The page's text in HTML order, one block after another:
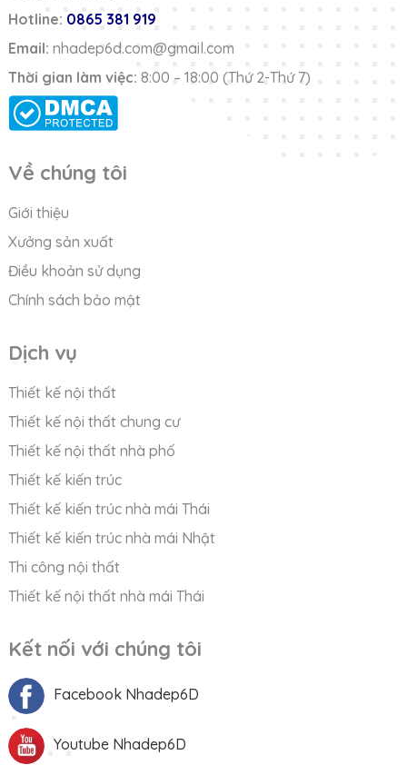
Hotline: 0865 381 919
Email: nhadep6d.com@gmail.com
Thời gian làm việc: 8:00 – 18:00 (Thứ 2-Thứ 7)
Về chúng tôi
Giới thiệu
Xưởng sản xuất
Điều khoản sử dụng
Chính sách bảo mật
Dịch vụ
Thiết kế nội thất
Thiết kế nội thất chung cư
Thiết kế nội thất nhà phố
Thiết kế kiến trúc
Thiết kế kiến trúc nhà mái Thái
Thiết kế kiến trúc nhà mái Nhật
Thi công nội thất
Thiết kế nội thất nhà mái Thái
Kết nối với chúng tôi
Facebook Nhadep6D
Youtube Nhadep6D